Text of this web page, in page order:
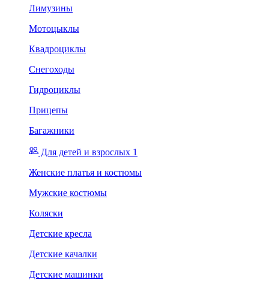
Лимузины
Мотоцыклы
Квадроциклы
Снегоходы
Гидроциклы
Прицепы
Багажники
Для детей и взрослых 1
Женские платья и костюмы
Мужские костюмы
Коляски
Детские кресла
Детские качалки
Детские машинки